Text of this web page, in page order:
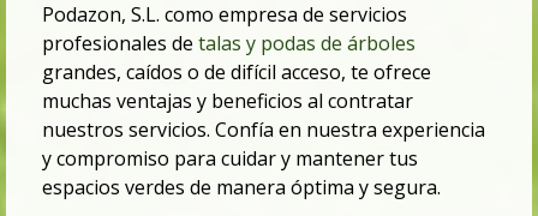
Podazon, S.L. como empresa de servicios
profesionales de talas y podas de árboles
grandes, caídos o de difícil acceso, te ofrece
muchas ventajas y beneficios al contratar
nuestros servicios. Confía en nuestra experiencia
y compromiso para cuidar y mantener tus
espacios verdes de manera óptima y segura.